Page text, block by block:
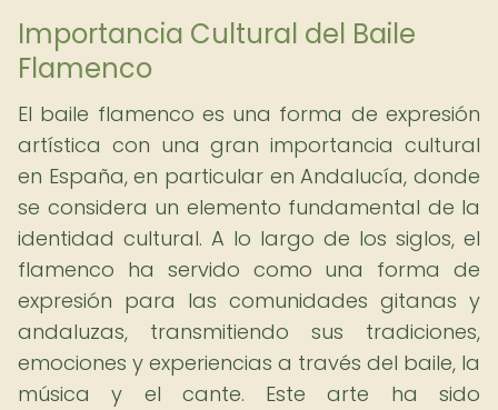
Importancia Cultural del Baile
Flamenco
El baile flamenco es una forma de expresión
artística con una gran importancia cultural
en España, en particular en Andalucía, donde
se considera un elemento fundamental de la
identidad cultural. A lo largo de los siglos, el
flamenco ha servido como una forma de
expresión para las comunidades gitanas y
andaluzas, transmitiendo sus tradiciones,
emociones y experiencias a través del baile, la
música y el cante. Este arte ha sido